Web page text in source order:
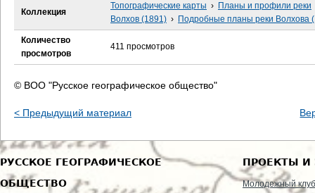
Коллекция
Топографические карты › Планы и профили реки
Волхов (1891) › Подробные планы реки Волхова
Количество
просмотров
411 просмотров
© ВОО "Русское географическое общество"
< Предыдущий материал
РУССКОЕ ГЕОГРАФИЧЕСКОЕ
ОБЩЕСТВО
ПРОЕКТЫ И
Молодежный клуб